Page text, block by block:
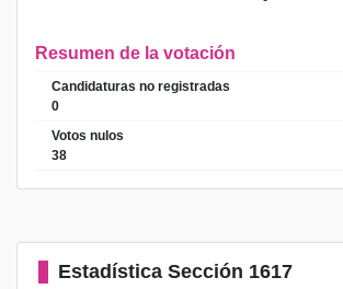
Resumen de la votación
Candidaturas no registradas
0
Votos nulos
38
Estadística Sección 1617